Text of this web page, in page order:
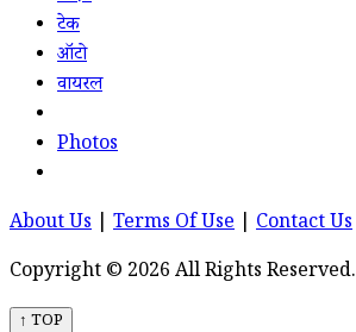
टेक
ऑटो
वायरल
Photos
About Us Terms Of Use Contact Us
Copyright © 2026 All Rights Reserved.
↑ TOP